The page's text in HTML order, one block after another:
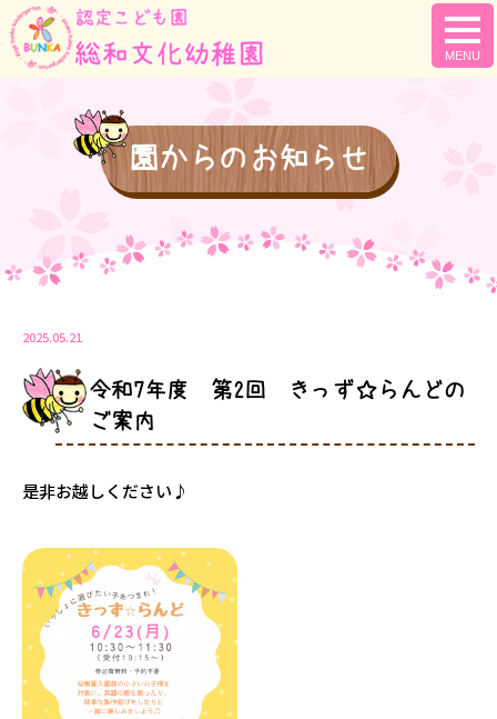
園からのお知らせ
2025.05.21
令和7年度 第2回 きっず☆らんどの
ご案内
是非お越しください♪